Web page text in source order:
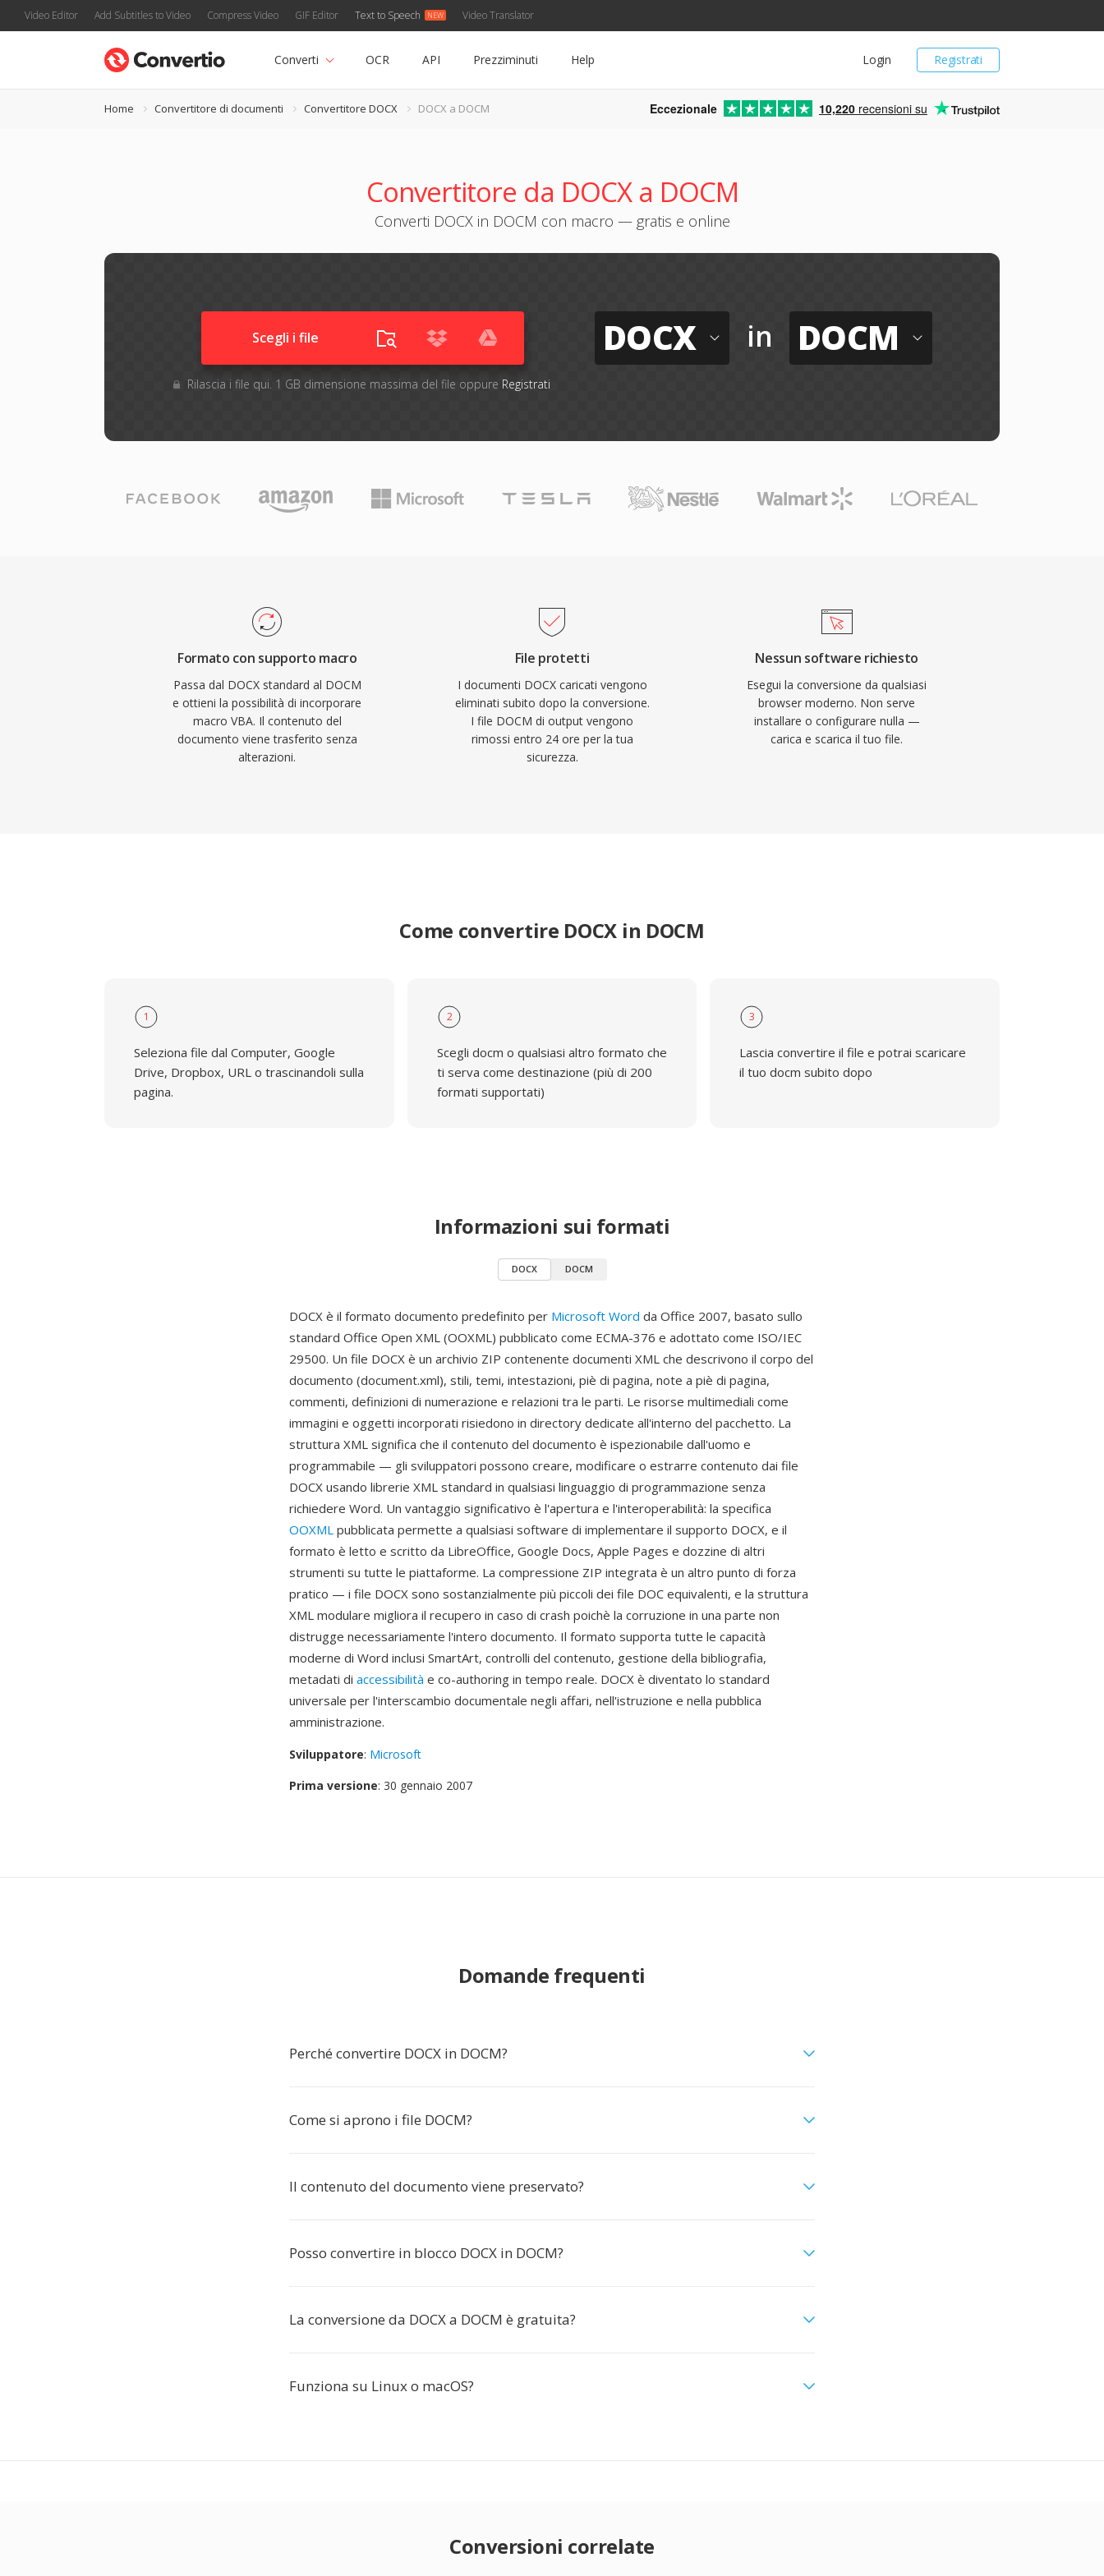
Video Editor Add Subtitles to Video Compress Video GIF Editor Text to Speech Video Translator
Registrati
Login
Converti OCR API Prezziminuti Help
Home Convertitore di documenti Convertitore DOCX DOCX a DOCM Eccezionale 10,220 recensioni su
Convertitore da DOCX a DOCM
Converti DOCX in DOCM con macro — gratis e online
Scegli i file
Rilascia i file qui. 1 GB dimensione massima del file oppure Registrati
DOCX in DOCM
Formato con supporto macro
Passa dal DOCX standard al DOCM
e ottieni la possibilità di incorporare
macro VBA. Il contenuto del
documento viene trasferito senza
alterazioni.
File protetti
I documenti DOCX caricati vengono
eliminati subito dopo la conversione.
I file DOCM di output vengono
rimossi entro 24 ore per la tua
sicurezza.
Nessun software richiesto
Esegui la conversione da qualsiasi
browser moderno. Non serve
installare o configurare nulla —
carica e scarica il tuo file.
Come convertire DOCX in DOCM
1
Seleziona file dal Computer, Google
Drive, Dropbox, URL o trascinandoli sulla
pagina.
2
Scegli docm o qualsiasi altro formato che
ti serva come destinazione (più di 200
formati supportati)
3
Lascia convertire il file e potrai scaricare
il tuo docm subito dopo
Informazioni sui formati
DOCX DOCM
DOCX è il formato documento predefinito per Microsoft Word da Office 2007, basato sullo
standard Office Open XML (OOXML) pubblicato come ECMA-376 e adottato come ISO/IEC
29500. Un file DOCX è un archivio ZIP contenente documenti XML che descrivono il corpo del
documento (document.xml), stili, temi, intestazioni, piè di pagina, note a piè di pagina,
commenti, definizioni di numerazione e relazioni tra le parti. Le risorse multimediali come
immagini e oggetti incorporati risiedono in directory dedicate all'interno del pacchetto. La
struttura XML significa che il contenuto del documento è ispezionabile dall'uomo e
programmabile — gli sviluppatori possono creare, modificare o estrarre contenuto dai file
DOCX usando librerie XML standard in qualsiasi linguaggio di programmazione senza
richiedere Word. Un vantaggio significativo è l'apertura e l'interoperabilità: la specifica
OOXML pubblicata permette a qualsiasi software di implementare il supporto DOCX, e il
formato è letto e scritto da LibreOffice, Google Docs, Apple Pages e dozzine di altri
strumenti su tutte le piattaforme. La compressione ZIP integrata è un altro punto di forza
pratico — i file DOCX sono sostanzialmente più piccoli dei file DOC equivalenti, e la struttura
XML modulare migliora il recupero in caso di crash poichè la corruzione in una parte non
distrugge necessariamente l'intero documento. Il formato supporta tutte le capacità
moderne di Word inclusi SmartArt, controlli del contenuto, gestione della bibliografia,
metadati di accessibilità e co-authoring in tempo reale. DOCX è diventato lo standard
universale per l'interscambio documentale negli affari, nell'istruzione e nella pubblica
amministrazione.
Sviluppatore: Microsoft
Prima versione: 30 gennaio 2007
Domande frequenti
Perché convertire DOCX in DOCM?
Come si aprono i file DOCM?
Il contenuto del documento viene preservato?
Posso convertire in blocco DOCX in DOCM?
La conversione da DOCX a DOCM è gratuita?
Funziona su Linux o macOS?
Conversioni correlate